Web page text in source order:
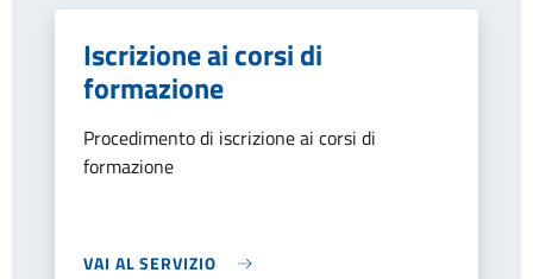
Iscrizione ai corsi di
formazione
Procedimento di iscrizione ai corsi di
formazione
VAI AL SERVIZIO